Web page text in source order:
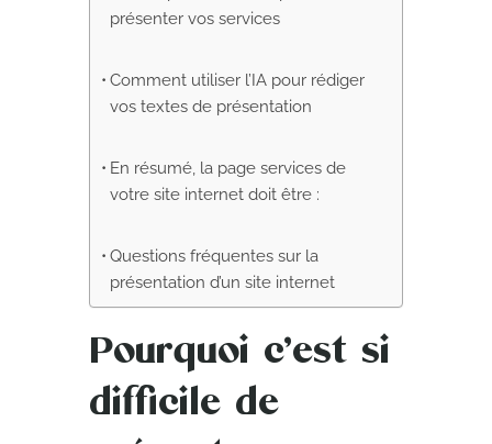
présenter vos services
Comment utiliser l’IA pour rédiger
vos textes de présentation
En résumé, la page services de
votre site internet doit être :
Questions fréquentes sur la
présentation d’un site internet
Pourquoi c’est si
difficile de